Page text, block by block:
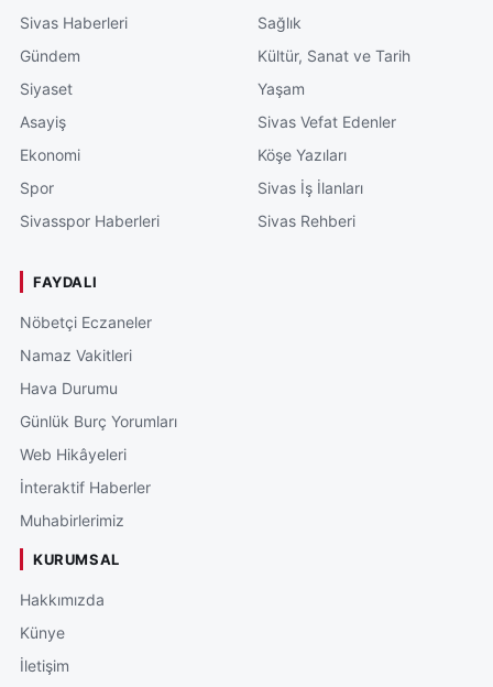
Sivas Haberleri
Gündem
Siyaset
Asayiş
Ekonomi
Spor
Sivasspor Haberleri
Sağlık
Kültür, Sanat ve Tarih
Yaşam
Sivas Vefat Edenler
Köşe Yazıları
Sivas İş İlanları
Sivas Rehberi
FAYDALI
Nöbetçi Eczaneler
Namaz Vakitleri
Hava Durumu
Günlük Burç Yorumları
Web Hikâyeleri
İnteraktif Haberler
Muhabirlerimiz
KURUMSAL
Hakkımızda
Künye
İletişim